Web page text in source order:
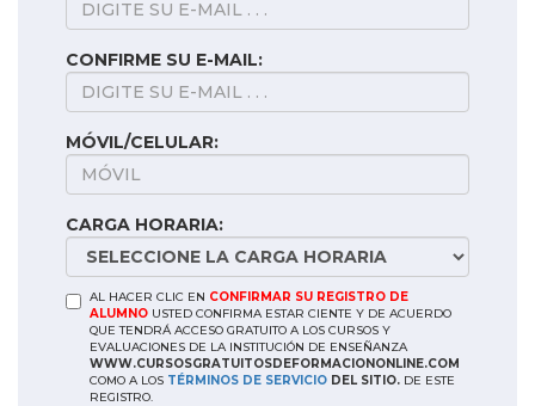
CONFIRME SU E-MAIL:
MÓVIL/CELULAR:
CARGA HORARIA:
AL HACER CLIC EN CONFIRMAR SU REGISTRO DE
ALUMNO USTED CONFIRMA ESTAR CIENTE Y DE ACUERDO
QUE TENDRÁ ACCESO GRATUITO A LOS CURSOS Y
EVALUACIONES DE LA INSTITUCIÓN DE ENSEÑANZA
WWW.CURSOSGRATUITOSDEFORMACIONONLINE.COM
COMO A LOS TÉRMINOS DE SERVICIO DEL SITIO. DE ESTE
REGISTRO.